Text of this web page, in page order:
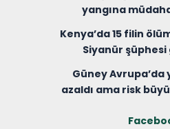
yangına
Kenya’da 15 filin
Siyanür
Güney Avrupa’da
azaldı ama risk